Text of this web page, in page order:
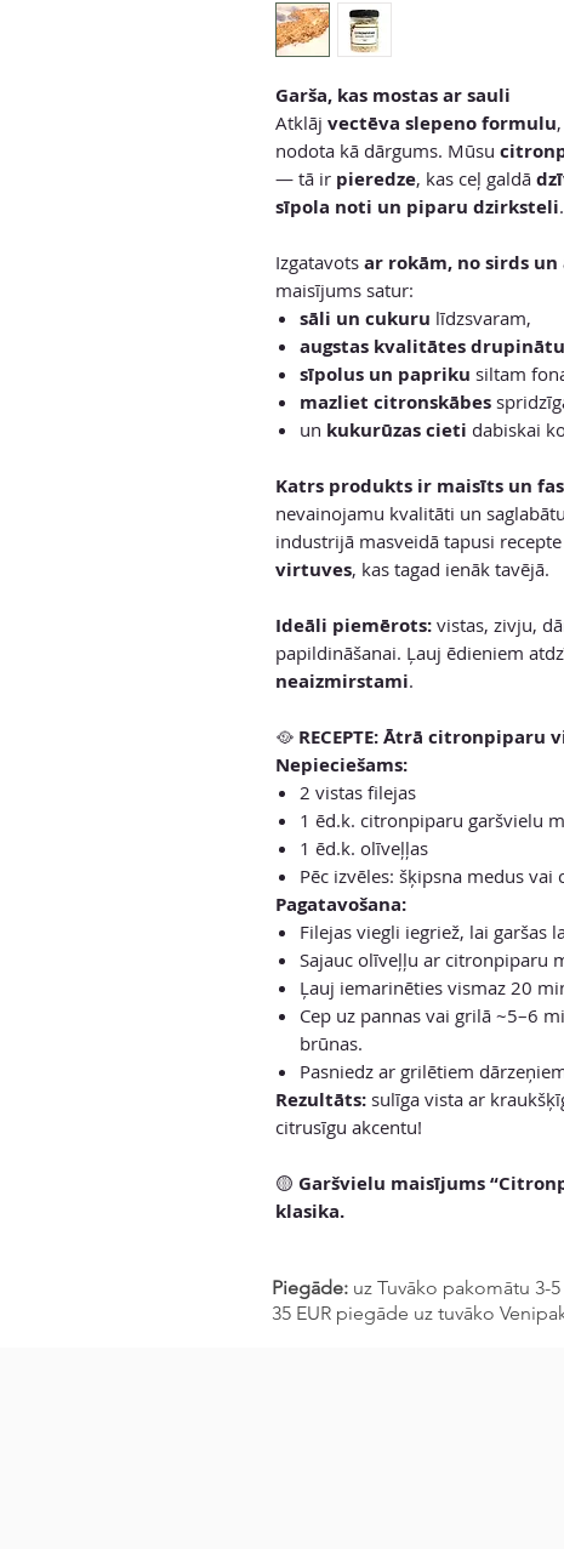
Garša, kas mostas ar sauli
Atklāj vectēva slepeno formulu
nodota kā dārgums. Mūsu
— tā ir pieredze, kas ceļ galdā
sīpola noti un piparu dzirksteli.
Izgatavots ar rokām, no sirds
maisījums satur:
sāli un cukuru līdzsvaram,
augstas kvalitātes
sīpolus un papriku siltam
mazliet citronskābes
un kukurūzas cieti dabiskai
Katrs produkts ir maisīts un
nevainojamu kvalitāti un
industrijā masveidā tapusi
virtuves, kas tagad ienāk tavējā.
Ideāli piemērots: vistas, zivju,
papildināšanai. Ļauj ēdieniem
neaizmirstami.
🥘 RECEPTE:Ātrā citronpiparu
Nepieciešams:
2 vistas filejas
1 ēd.k. citronpiparu garšvielu
1 ēd.k. olīveļļas
Pēc izvēles: šķipsna medus
Pagatavošana:
Filejas viegli iegriež, lai garšas
Sajauc olīveļļu ar citronpiparu
Ļauj iemarinēties vismaz 20
Cep uz pannas vai grilā ~5–6
brūnas.
Pasniedz ar grilētiem
Rezultāts: sulīga vista ar
citrusīgu akcentu!
🟡 Garšvielu maisījums
klasika.
Piegāde: uz Tuvāko pakomātu 3-
35 EUR piegāde uz tuvāko